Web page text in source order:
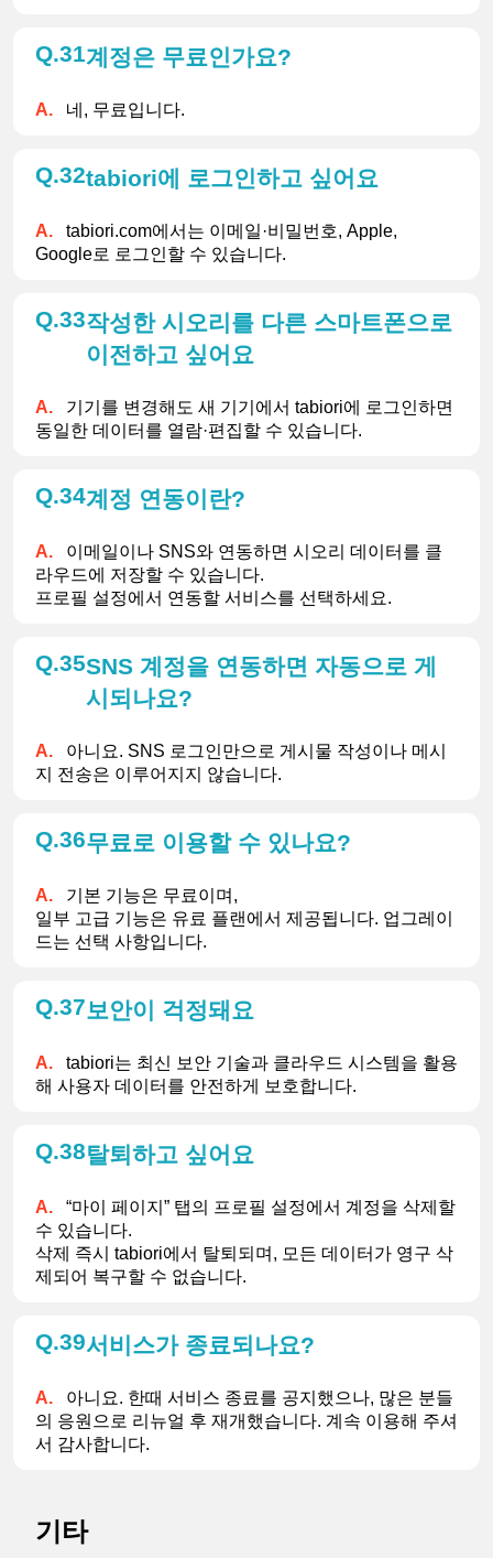
31계정은 무료인가요?
네, 무료입니다.
32tabiori에 로그인하고 싶어요
tabiori.com에서는 이메일·비밀번호, Apple,
Google로 로그인할 수 있습니다.
33작성한 시오리를 다른 스마트폰으로
이전하고 싶어요
기기를 변경해도 새 기기에서 tabiori에 로그인하면
동일한 데이터를 열람·편집할 수 있습니다.
34계정 연동이란?
이메일이나 SNS와 연동하면 시오리 데이터를 클
라우드에 저장할 수 있습니다.
프로필 설정에서 연동할 서비스를 선택하세요.
35SNS 계정을 연동하면 자동으로 게
시되나요?
아니요. SNS 로그인만으로 게시물 작성이나 메시
지 전송은 이루어지지 않습니다.
36무료로 이용할 수 있나요?
기본 기능은 무료이며,
일부 고급 기능은 유료 플랜에서 제공됩니다. 업그레이
드는 선택 사항입니다.
37보안이 걱정돼요
tabiori는 최신 보안 기술과 클라우드 시스템을 활용
해 사용자 데이터를 안전하게 보호합니다.
38탈퇴하고 싶어요
“마이 페이지” 탭의 프로필 설정에서 계정을 삭제할
수 있습니다.
삭제 즉시 tabiori에서 탈퇴되며, 모든 데이터가 영구 삭
제되어 복구할 수 없습니다.
39서비스가 종료되나요?
아니요. 한때 서비스 종료를 공지했으나, 많은 분들
의 응원으로 리뉴얼 후 재개했습니다. 계속 이용해 주셔
서 감사합니다.
기타